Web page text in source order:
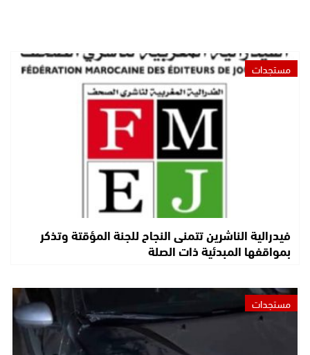
مستجدات
فيدرالية الناشرين تتمنى النجاح للجنة المؤقتة وتذكر
بمواقفها المبدئية ذات الصلة
مستجدات